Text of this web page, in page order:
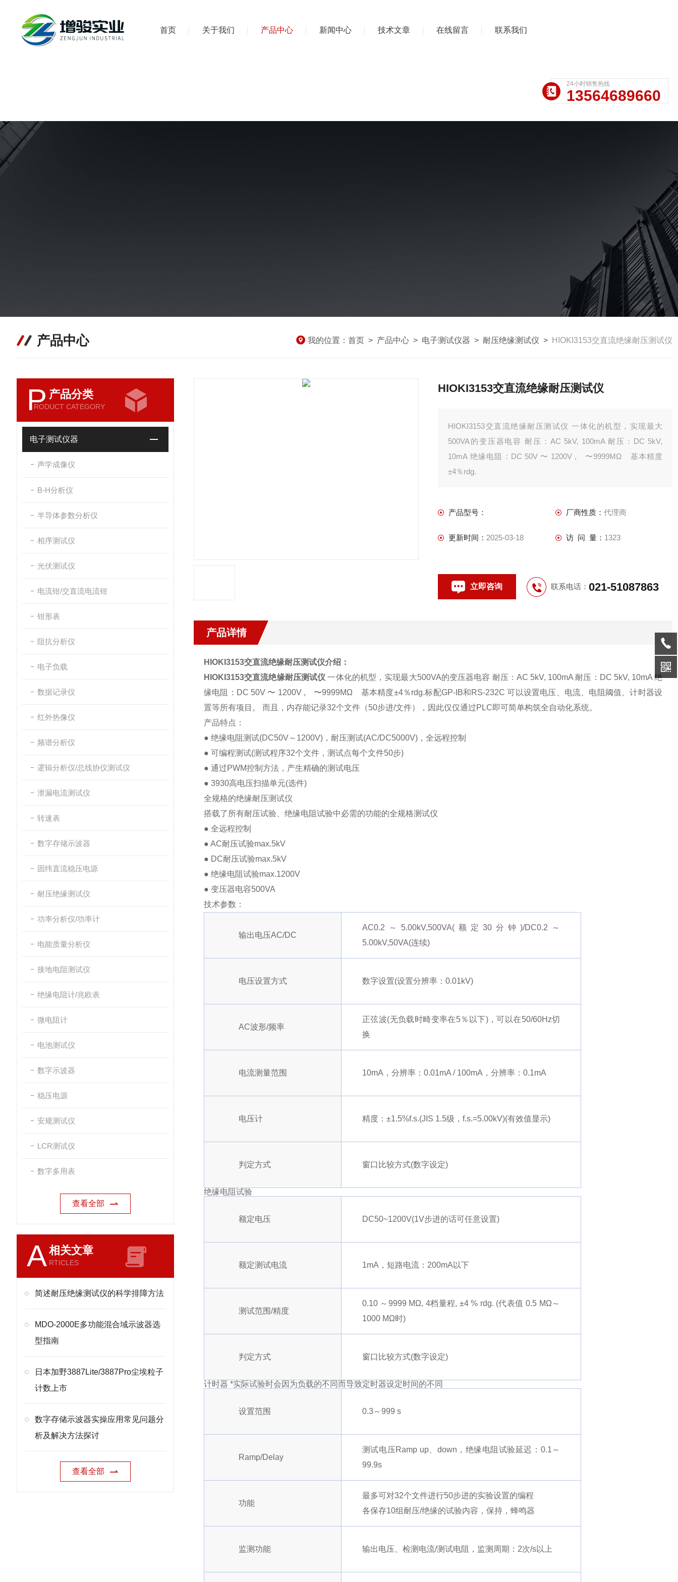
首页 关于我们 产品中心 新闻中心 技术文章 在线留言 联系我们
24小时销售热线
13564689660
产品中心 我的位置： 首页 > 产品中心 > 电子测试仪器 > 耐压绝缘测试仪 > HIOKI3153交直流绝缘耐压测试仪
P 产品分类
RODUCT CATEGORY
电子测试仪器
声学成像仪
B-H分析仪
半导体参数分析仪
相序测试仪
光伏测试仪
电流钳/交直流电流钳
钳形表
阻抗分析仪
电子负载
数据记录仪
红外热像仪
频谱分析仪
逻辑分析仪/总线协仪测试仪
泄漏电流测试仪
转速表
数字存储示波器
固纬直流稳压电源
耐压绝缘测试仪
功率分析仪/功率计
电能质量分析仪
接地电阻测试仪
绝缘电阻计/兆欧表
微电阻计
电池测试仪
数字示波器
稳压电源
安规测试仪
LCR测试仪
数字多用表
查看全部
A相关文章
RTICLES
简述耐压绝缘测试仪的科学排障方法
MDO-2000E多功能混合域示波器选
型指南
日本加野3887Lite/3887Pro尘埃粒子
计数上市
数字存储示波器实操应用常见问题分
析及解决方法探讨
查看全部
HIOKI3153交直流绝缘耐压测试仪
HIOKI3153交直流绝缘耐压测试仪 一体化的机型，实现最大
500VA的变压器电容 耐压：AC 5kV, 100mA 耐压：DC 5kV,
10mA 绝缘电阻：DC 50V 〜 1200V , 〜9999MΩ 基本精度
±4％rdg.
产品型号： 厂商性质： 代理商
更新时间： 2025-03-18 访 问 量： 1323
立即咨询 联系电话： 021-51087863
产品详情
HIOKI3153交直流绝缘耐压测试仪介绍：
HIOKI3153交直流绝缘耐压测试仪 一体化的机型，实现最大500VA的变压器电容 耐压：AC 5kV, 100mA 耐压：DC 5kV, 10mA 绝
缘电阻：DC 50V 〜 1200V , 〜9999MΩ 基本精度±4％rdg.标配GP-IB和RS-232C 可以设置电压、电流、电阻阈值、计时器设
置等所有项目。 而且，内存能记录32个文件（50步进/文件），因此仅仅通过PLC即可简单构筑全自动化系统。
产品特点：
● 绝缘电阻测试(DC50V～1200V)，耐压测试(AC/DC5000V)，全远程控制
● 可编程测试(测试程序32个文件，测试点每个文件50步)
● 通过PWM控制方法，产生精确的测试电压
● 3930高电压扫描单元(选件)
全规格的绝缘耐压测试仪
搭载了所有耐压试验、绝缘电阻试验中必需的功能的全规格测试仪
● 全远程控制
● AC耐压试验max.5kV
● DC耐压试验max.5kV
● 绝缘电阻试验max.1200V
● 变压器电容500VA
技术参数：
输出电压AC/DC
AC0.2～5.00kV,500VA(额定30分钟)/DC0.2～
5.00kV,50VA(连续)
电压设置方式 数字设置(设置分辨率：0.01kV)
AC波形/频率
正弦波(无负载时畸变率在5％以下)，可以在50/60Hz切
换
电流测量范围 10mA，分辨率：0.01mA / 100mA，分辨率：0.1mA
电压计 精度：±1.5%f.s.(JIS 1.5级，f.s.=5.00kV)(有效值显示)
判定方式 窗口比较方式(数字设定)
绝缘电阻试验
额定电压 DC50~1200V(1V步进的话可任意设置)
额定测试电流 1mA，短路电流：200mA以下
测试范围/精度
0.10 ～9999 MΩ, 4档量程, ±4 % rdg. (代表值 0.5 MΩ～
1000 MΩ时)
判定方式 窗口比较方式(数字设定)
计时器 *实际试验时会因为负载的不同而导致定时器设定时间的不同
设置范围 0.3～999 s
Ramp/Delay
测试电压Ramp up、down，绝缘电阻试验延迟：0.1～
99.9s
功能
最多可对32个文件进行50步进的实验设置的编程
各保存10组耐压/绝缘的试验内容，保持，蜂鸣器
监测功能 输出电压、检测电流/测试电阻，监测周期：2次/s以上